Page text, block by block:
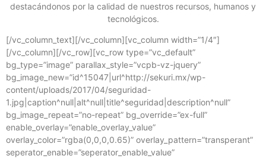
destacándonos por la calidad de nuestros recursos, humanos y
tecnológicos.
[/vc_column_text][/vc_column][vc_column width=”1/4″]
[/vc_column][/vc_row][vc_row type=”vc_default”
bg_type=”image” parallax_style=”vcpb-vz-jquery”
bg_image_new=”id^15047|url^http://sekuri.mx/wp-
content/uploads/2017/04/seguridad-
1.jpg|caption^null|alt^null|title^seguridad|description^null”
bg_image_repeat=”no-repeat” bg_override=”ex-full”
enable_overlay=”enable_overlay_value”
overlay_color=”rgba(0,0,0,0.65)” overlay_pattern=”transperant”
seperator_enable=”seperator_enable_value”